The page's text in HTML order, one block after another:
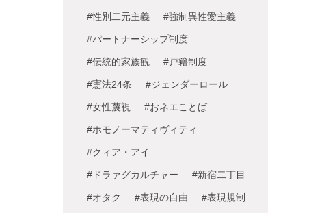
#性別二元主義 #強制異性愛主義
#パートナーシップ制度
#伝統的家族観 #戸籍制度
#憲法24条 #ジェンダーロール
#女性蔑視 #おネエことば
#ホモノーマティヴィティ
#クィア・アイ
#ドラァグカルチャー #新宿二丁目
#オタク #表現の自由 #表現規制